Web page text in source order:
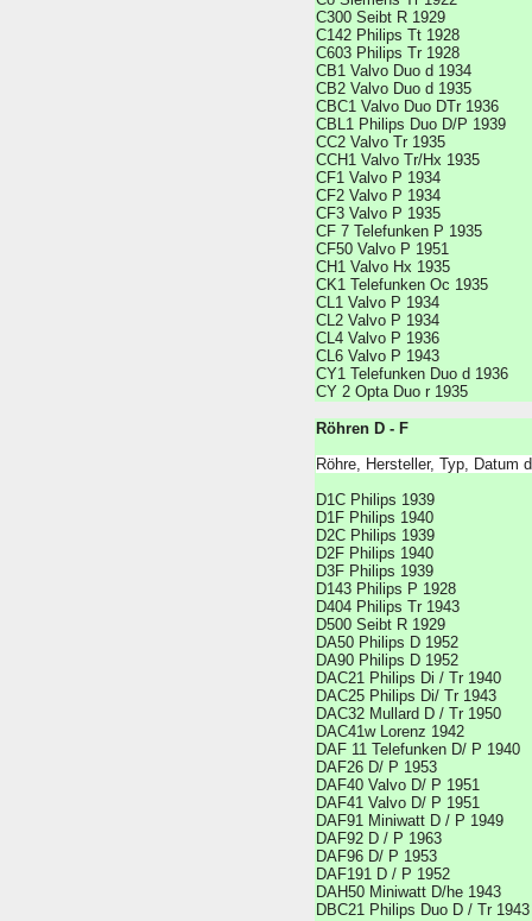
C300 Seibt R 1929
C142 Philips Tt 1928
C603 Philips Tr 1928
CB1 Valvo Duo d 1934
CB2 Valvo Duo d 1935
CBC1 Valvo Duo DTr 1936
CBL1 Philips Duo D/P 1939
CC2 Valvo Tr 1935
CCH1 Valvo Tr/Hx 1935
CF1 Valvo P 1934
CF2 Valvo P 1934
CF3 Valvo P 1935
CF 7 Telefunken P 1935
CF50 Valvo P 1951
CH1 Valvo Hx 1935
CK1 Telefunken Oc 1935
CL1 Valvo P 1934
CL2 Valvo P 1934
CL4 Valvo P 1936
CL6 Valvo P 1943
CY1 Telefunken Duo d 1936
CY 2 Opta Duo r 1935
Röhren D - F
Röhre, Hersteller, Typ, Datum
D1C Philips 1939
D1F Philips 1940
D2C Philips 1939
D2F Philips 1940
D3F Philips 1939
D143 Philips P 1928
D404 Philips Tr 1943
D500 Seibt R 1929
DA50 Philips D 1952
DA90 Philips D 1952
DAC21 Philips Di / Tr 1940
DAC25 Philips Di/ Tr 1943
DAC32 Mullard D / Tr 1950
DAC41w Lorenz 1942
DAF 11 Telefunken D/ P 1940
DAF26 D/ P 1953
DAF40 Valvo D/ P 1951
DAF41 Valvo D/ P 1951
DAF91 Miniwatt D / P 1949
DAF92 D / P 1963
DAF96 D/ P 1953
DAF191 D / P 1952
DAH50 Miniwatt D/he 1943
DBC21 Philips Duo D / Tr 1943